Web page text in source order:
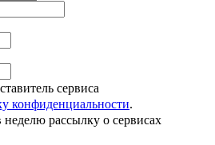
сервиса
конфиденциальности.
неделю рассылку о сервисах